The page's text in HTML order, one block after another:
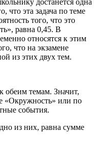
достанется одна
что эта задача по теме
того, что это
равна 0,45. В
относятся к этим
что на экзамене
из этих двух тем.
обеим темам. Значит,
«Окружность» или по
события.
из них, равна сумме